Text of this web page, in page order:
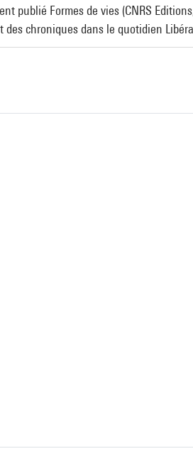
publié Formes de vies (CNRS
chroniques dans le quotidien